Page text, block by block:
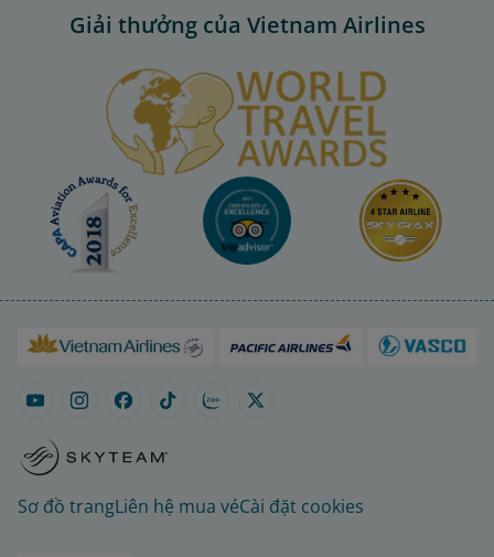
Giải thưởng của Vietnam Airlines
Sơ đồ trangLiên hệ mua véCài đặt cookies